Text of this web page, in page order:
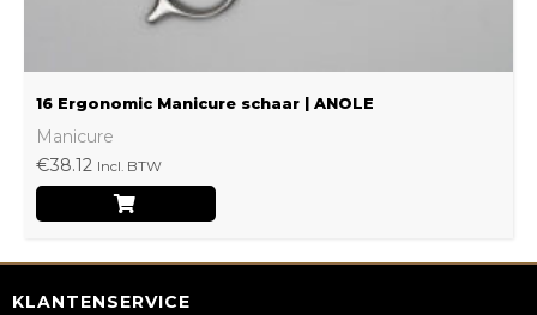
16 Ergonomic Manicure schaar | ANOLE
Manicure
€38.12 Incl. BTW
KLANTENSERVICE